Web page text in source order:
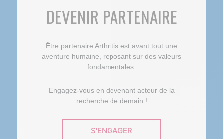
DEVENIR PARTENAIRE
Être partenaire Arthritis est avant tout une
aventure humaine, reposant sur des valeurs
fondamentales.
Engagez-vous en devenant acteur de la
recherche de demain !
S'ENGAGER